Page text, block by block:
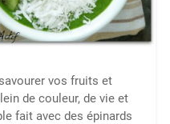
vos fruits et
de couleur, de vie et
fait avec des épinards